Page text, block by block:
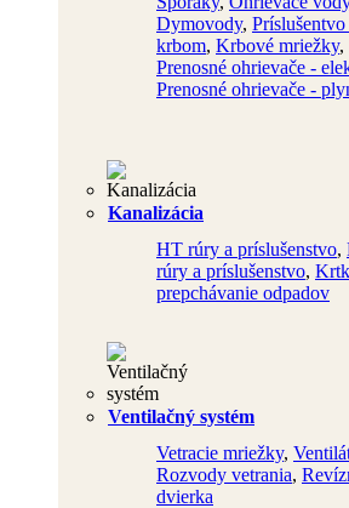
Dymovody, Príslušentvo
krbom, Krbové mriežky,
Prenosné ohrievače -
Prenosné ohrievače -
Kanalizácia
HT rúry a príslušenstvo,
rúry a príslušenstvo,
prepchávanie odpadov
Ventilačný systém
Vetracie mriežky,
Rozvody vetrania,
dvierka